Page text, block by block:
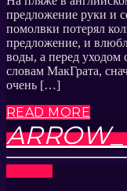
предложение руки и
помолвки потерял
предложение, и
воды, а перед уходом
словам МакГрата,
очень […]
READ MORE